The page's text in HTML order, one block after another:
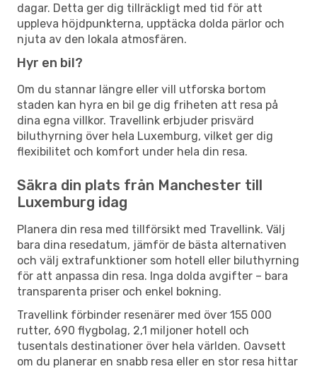
dagar. Detta ger dig tillräckligt med tid för att
uppleva höjdpunkterna, upptäcka dolda pärlor och
njuta av den lokala atmosfären.
Hyr en bil?
Om du stannar längre eller vill utforska bortom
staden kan hyra en bil ge dig friheten att resa på
dina egna villkor. Travellink erbjuder prisvärd
biluthyrning över hela Luxemburg, vilket ger dig
flexibilitet och komfort under hela din resa.
Säkra din plats från Manchester till
Luxemburg idag
Planera din resa med tillförsikt med Travellink. Välj
bara dina resedatum, jämför de bästa alternativen
och välj extrafunktioner som hotell eller biluthyrning
för att anpassa din resa. Inga dolda avgifter – bara
transparenta priser och enkel bokning.
Travellink förbinder resenärer med över 155 000
rutter, 690 flygbolag, 2,1 miljoner hotell och
tusentals destinationer över hela världen. Oavsett
om du planerar en snabb resa eller en stor resa hittar